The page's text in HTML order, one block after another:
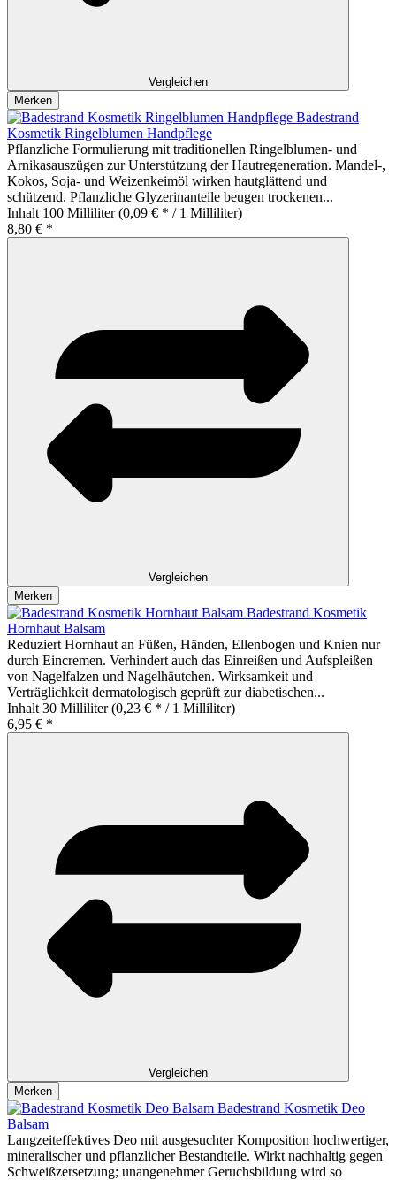
Vergleichen
Merken
Badestrand
Kosmetik Ringelblumen Handpflege
Pflanzliche Formulierung mit traditionellen Ringelblumen- und
Arnikasauszügen zur Unterstützung der Hautregeneration. Mandel-,
Kokos, Soja- und Weizenkeimöl wirken hautglättend und
schützend. Pflanzliche Glyzerinanteile beugen trockenen...
Inhalt 100 Milliliter(0,09 € * / 1 Milliliter)
8,80 € *
Vergleichen
Merken
Badestrand Kosmetik
Hornhaut Balsam
Reduziert Hornhaut an Füßen, Händen, Ellenbogen und Knien nur
durch Eincremen. Verhindert auch das Einreißen und Aufspleißen
von Nagelfalzen und Nagelhäutchen. Wirksamkeit und
Verträglichkeit dermatologisch geprüft zur diabetischen...
Inhalt 30 Milliliter(0,23 € * / 1 Milliliter)
6,95 € *
Vergleichen
Merken
Badestrand Kosmetik Deo
Balsam
Langzeiteffektives Deo mit ausgesuchter Komposition hochwertiger,
mineralischer und pflanzlicher Bestandteile. Wirkt nachhaltig gegen
Schweißzersetzung; unangenehmer Geruchsbildung wird so